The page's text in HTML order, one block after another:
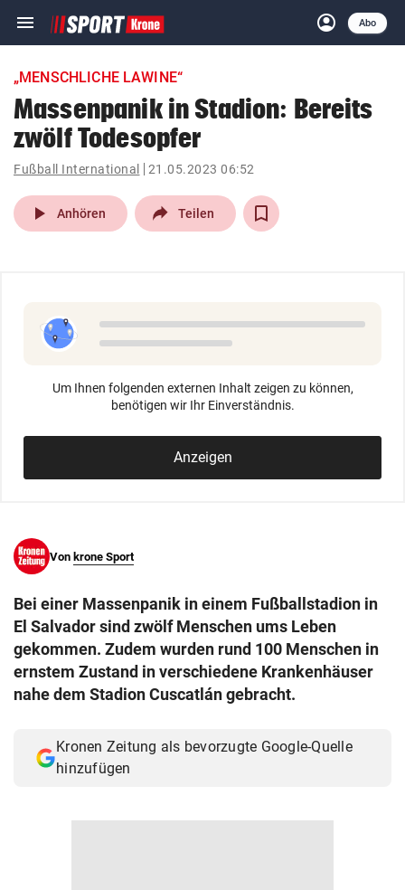
menu Navigation
ein-/ausklappen
account_circle
Anmelden
Abo
close Schließen
account_circle Anmelden
pin_drop
Wien arrow_right
search
eingeben
„MENSCHLICHE LAWINE“
Massenpanik in Stadion: Bereits
zwölf Todesopfer
Fußball International 21.05.2023 06:52
play_arrow Anhören Teilen
Um Ihnen folgenden externen Inhalt zeigen zu können,
benötigen wir Ihr Einverständnis.
Anzeigen
Von krone Sport
Bei einer Massenpanik in einem Fußballstadion in
El Salvador sind zwölf Menschen ums Leben
gekommen. Zudem wurden rund 100 Menschen in
ernstem Zustand in verschiedene Krankenhäuser
nahe dem Stadion Cuscatlán gebracht.
Kronen Zeitung als bevorzugte Google-Quelle
hinzufügen